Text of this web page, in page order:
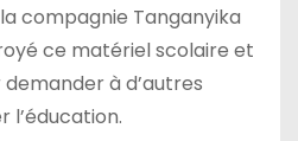
compagnie Tanganyika
ce matériel scolaire et
demander à d’autres
l’éducation.